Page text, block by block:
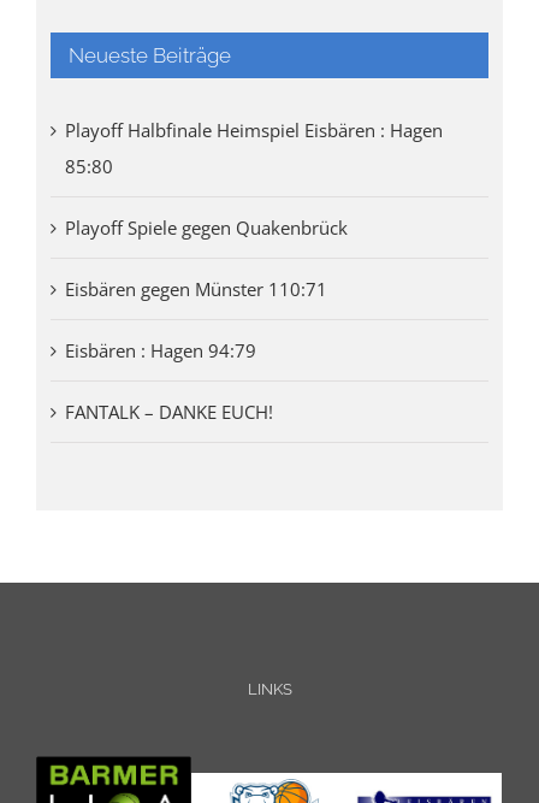
Neueste Beiträge
Playoff Halbfinale Heimspiel Eisbären : Hagen
85:80
Playoff Spiele gegen Quakenbrück
Eisbären gegen Münster 110:71
Eisbären : Hagen 94:79
FANTALK – DANKE EUCH!
LINKS